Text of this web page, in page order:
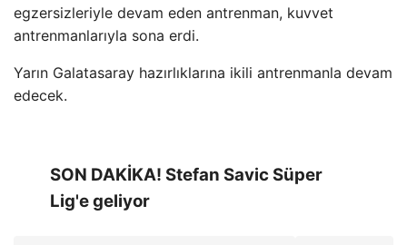
egzersizleriyle devam eden antrenman, kuvvet
antrenmanlarıyla sona erdi.
Yarın Galatasaray hazırlıklarına ikili antrenmanla devam
edecek.
SON DAKİKA! Stefan Savic Süper
Lig'e geliyor